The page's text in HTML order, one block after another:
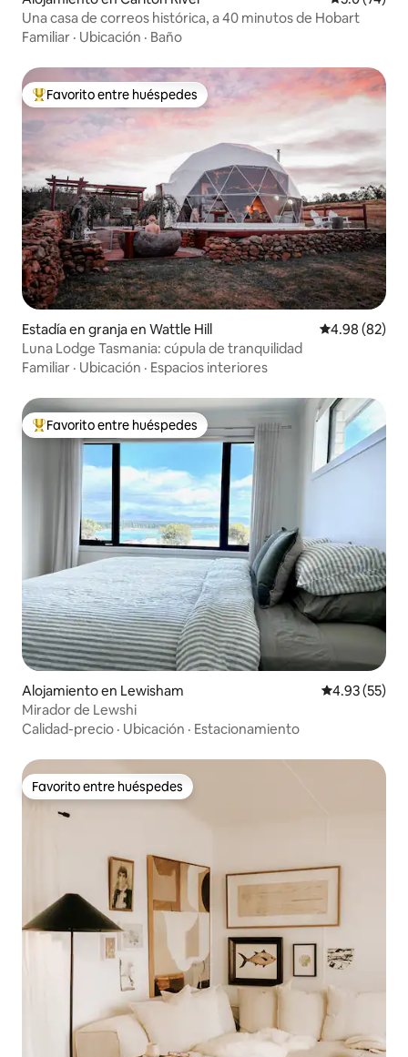
Una casa de correos histórica, a 40 minutos de Hobart
Familiar · Ubicación · Baño
Favorito entre huéspedes preferido
Favorito entre huéspedes
Estadía en granja en Wattle Hill Calificación
4.98 (82)
Luna Lodge Tasmania: cúpula de tranquilidad
Familiar · Ubicación · Espacios interiores
Favorito entre huéspedes preferido
Favorito entre huéspedes
Alojamiento en Lewisham Calificación
4.93 (55)
Mirador de Lewshi
Calidad-precio · Ubicación · Estacionamiento
Favorito entre huéspedes
Favorito entre huéspedes